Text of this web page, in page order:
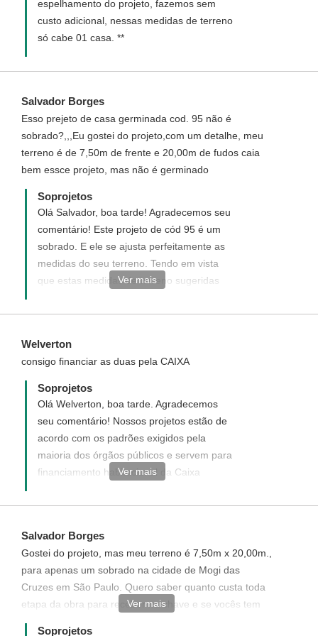
No caso do engenheiro será necessário a
contratação em sua cidade. Pois nos
espelhamento do projeto, fazemos sem
custo adicional, nessas medidas de terreno
só cabe 01 casa. **
Salvador Borges
Esso prejeto de casa germinada cod. 95 não é
sobrado?,,,Eu gostei do projeto,com um detalhe, meu
terreno é de 7,50m de frente e 20,00m de fudos caia
bem essce projeto, mas não é germinado
Soprojetos
Olá Salvador, boa tarde! Agradecemos seu
comentário! Este projeto de cód 95 é um
sobrado. E ele se ajusta perfeitamente as
medidas do seu terreno. Tendo em vista
que estas medidas de terreno sugeridas
apenas uma das casas. Caso tenha
contato conosco em
atendimento@soprojetos.com.br Ficaremos
felizes em poder ajudá-lo!
Ver mais
Welverton
consigo financiar as duas pela CAIXA
Soprojetos
Olá Welverton, boa tarde. Agradecemos
seu comentário! Nossos projetos estão de
acordo com os padrões exigidos pela
maioria dos órgãos públicos e servem para
financiamento habitacional da Caixa
adequação no projeto, nós faremos, e
possibilidades e a prefeitura não aprovar o
projeto, nos devolveremos seu dinheiro
sem burocracia e sem demora.
Ver mais
Salvador Borges
Gostei do projeto, mas meu terreno é 7,50m x 20,00m.,
para apenas um sobrado na cidade de Mogi das
Cruzes em São Paulo. Quero saber quanto custa toda
etapa da obra para receber na chave e se vocês tem
algum construtor para indicar. x20,00m
Ver mais
Soprojetos